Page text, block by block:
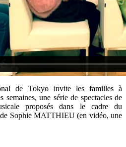
de Tokyo invite les familles à
semaines, une série de spectacles de
proposés dans le cadre du
Sophie MATTHIEU (en vidéo, une